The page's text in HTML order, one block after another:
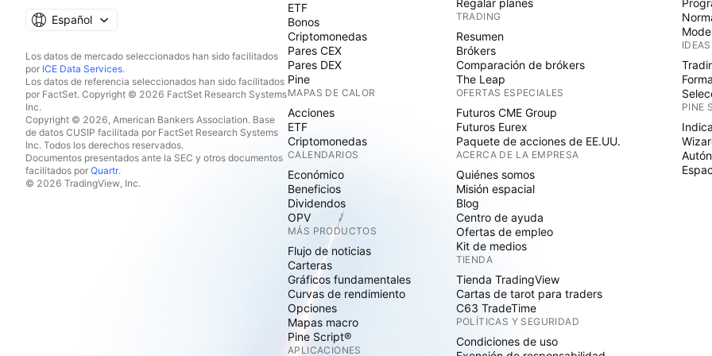
Español
Los datos de mercado seleccionados han sido facilitados
por ICE Data Services.
Los datos de referencia seleccionados han sido facilitados
por FactSet. Copyright © 2026 FactSet Research Systems
Inc.
Copyright © 2026, American Bankers Association. Base
de datos CUSIP facilitada por FactSet Research Systems
Inc. Todos los derechos reservados.
Documentos presentados ante la SEC y otros documentos
facilitados por Quartr.
© 2026 TradingView, Inc.
ETF
Bonos
Criptomonedas
Pares CEX
Pares DEX
Pine
MAPAS DE CALOR
Acciones
ETF
Criptomonedas
CALENDARIOS
Económico
Beneficios
Dividendos
OPV
MÁS PRODUCTOS
Flujo de noticias
Carteras
Gráficos fundamentales
Curvas de rendimiento
Opciones
Mapas macro
Pine Script®
APLICACIONES
Regalar planes
TRADING
Resumen
Brókers
Comparación de brókers
The Leap
OFERTAS ESPECIALES
Futuros CME Group
Futuros Eurex
Paquete de acciones de EE.UU.
ACERCA DE LA EMPRESA
Quiénes somos
Misión espacial
Blog
Centro de ayuda
Ofertas de empleo
Kit de medios
TIENDA
Tienda TradingView
Cartas de tarot para traders
C63 TradeTime
POLÍTICAS Y SEGURIDAD
Condiciones de uso
IDEAS
PINE